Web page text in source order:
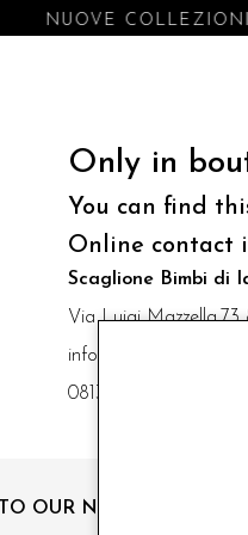
NUOVE
Only in
You can find
Online contact
Scaglione Bimbi di
Via Luigi Mazzella,73
0813331162
OUR NEWSLETTER